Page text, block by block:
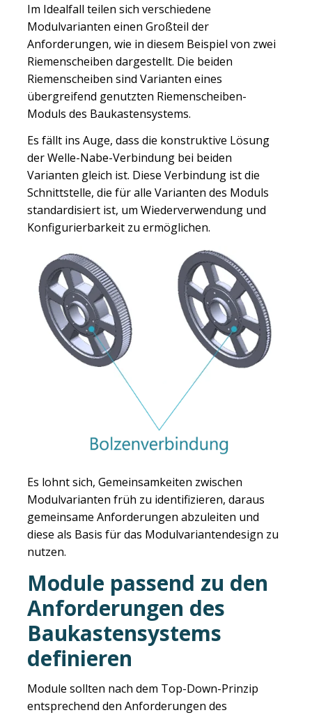
Im Idealfall teilen sich verschiedene
Modulvarianten einen Großteil der
Anforderungen, wie in diesem Beispiel von zwei
Riemenscheiben dargestellt. Die beiden
Riemenscheiben sind Varianten eines
übergreifend genutzten Riemenscheiben-
Moduls des Baukastensystems.
Es fällt ins Auge, dass die konstruktive Lösung
der Welle-Nabe-Verbindung bei beiden
Varianten gleich ist. Diese Verbindung ist die
Schnittstelle, die für alle Varianten des Moduls
standardisiert ist, um Wiederverwendung und
Konfigurierbarkeit zu ermöglichen.
Es lohnt sich, Gemeinsamkeiten zwischen
Modulvarianten früh zu identifizieren, daraus
gemeinsame Anforderungen abzuleiten und
diese als Basis für das Modulvariantendesign zu
nutzen.
Module passend zu den
Anforderungen des
Baukastensystems
definieren
Module sollten nach dem Top-Down-Prinzip
entsprechend den Anforderungen des